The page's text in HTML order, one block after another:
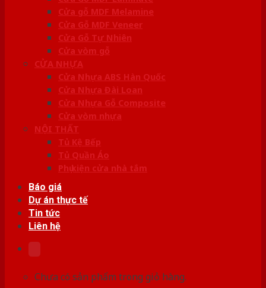
Cửa gỗ MDF Melamine
Cửa Gỗ MDF Veneer
Cửa Gỗ Tự Nhiên
Cửa vòm gỗ
CỬA NHỰA
Cửa Nhựa ABS Hàn Quốc
Cửa Nhựa Đài Loan
Cửa Nhựa Gỗ Composite
Cửa vòm nhựa
NỘI THẤT
Tủ Kệ Bếp
Tủ Quần Áo
Phụ kiện cửa nhà tắm
Báo giá
Dự án thực tế
Tin tức
Liên hệ
Chưa có sản phẩm trong giỏ hàng.